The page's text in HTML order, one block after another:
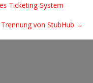
Ticketing-System
von StubHub →